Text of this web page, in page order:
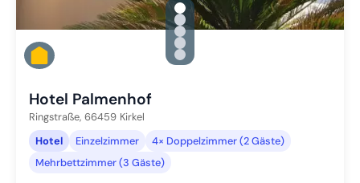
gallery.slide_selector
Zu Slide 1 wechseln
Zu Slide 2 wechseln
Zu Slide 3 wechseln
Zu Slide 4 wechseln
Zu Slide 5 wechseln
Hotel Palmenhof
Ringstraße, 66459 Kirkel
Hotel
Einzelzimmer
4× Doppelzimmer (2 Gäste)
Mehrbettzimmer (3 Gäste)